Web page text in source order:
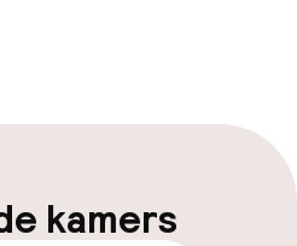
kamers